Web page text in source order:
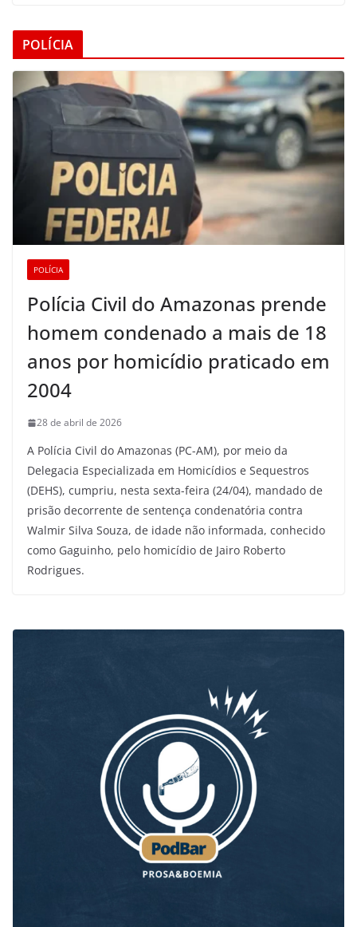
POLÍCIA
POLÍCIA
Polícia Civil do Amazonas prende
homem condenado a mais de 18
anos por homicídio praticado em
2004
28 de abril de 2026
A Polícia Civil do Amazonas (PC-AM), por meio da
Delegacia Especializada em Homicídios e Sequestros
(DEHS), cumpriu, nesta sexta-feira (24/04), mandado de
prisão decorrente de sentença condenatória contra
Walmir Silva Souza, de idade não informada, conhecido
como Gaguinho, pelo homicídio de Jairo Roberto
Rodrigues.